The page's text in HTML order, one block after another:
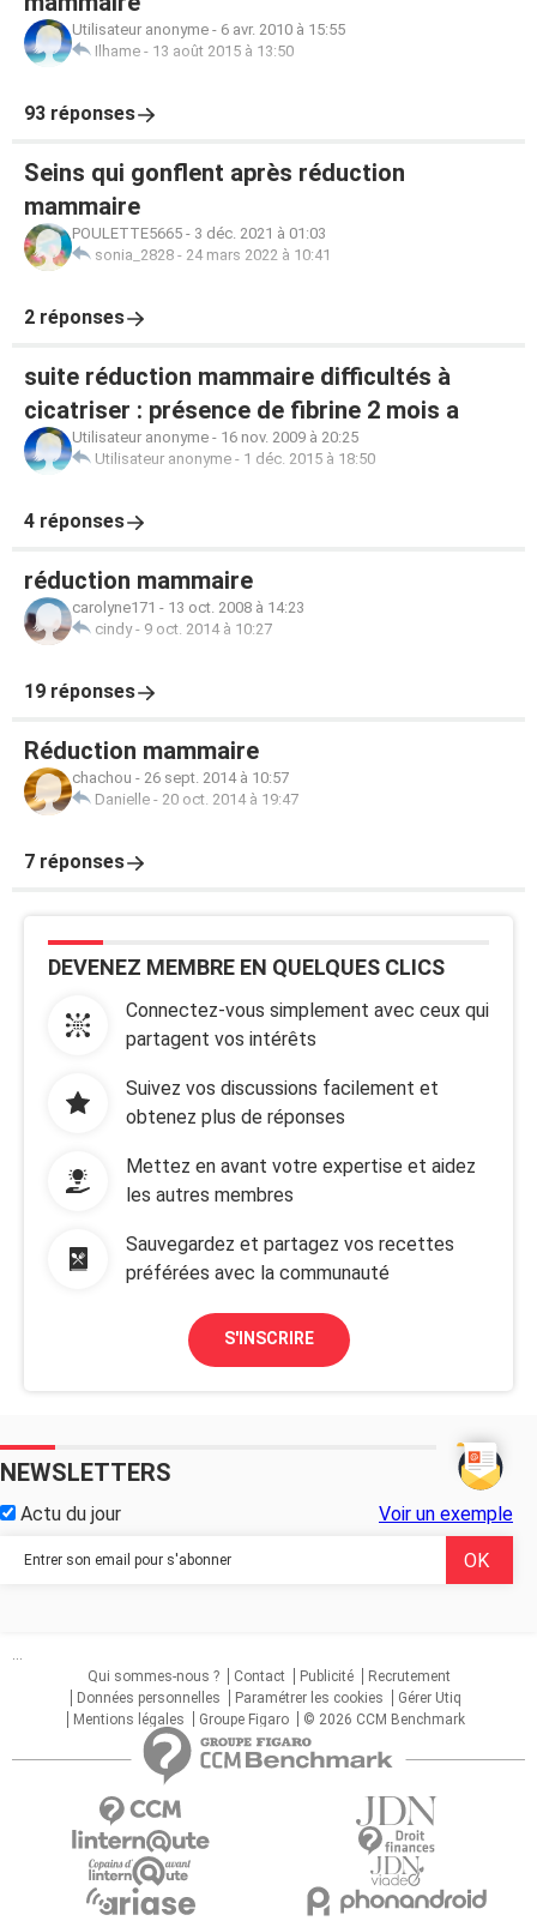
Utilisateur anonyme - 6 avr. 2010 à 15:55
Ilhame - 13 août 2015 à 13:50
93 réponses
Seins qui gonflent après réduction
mammaire
POULETTE5665 - 3 déc. 2021 à 01:03
sonia_2828 - 24 mars 2022 à 10:41
2 réponses
suite réduction mammaire difficultés à
cicatriser : présence de fibrine 2 mois a
Utilisateur anonyme - 16 nov. 2009 à 20:25
Utilisateur anonyme - 1 déc. 2015 à 18:50
4 réponses
réduction mammaire
carolyne171 - 13 oct. 2008 à 14:23
cindy- 9 oct. 2014 à 10:27
19 réponses
Réduction mammaire
chachou - 26 sept. 2014 à 10:57
Danielle - 20 oct. 2014 à 19:47
7 réponses
DEVENEZ MEMBRE EN QUELQUES CLICS
Connectez-vous simplement avec ceux qui
partagent vos intérêts
Suivez vos discussions facilement et
obtenez plus de réponses
Mettez en avant votre expertise et aidez
les autres membres
Sauvegardez et partagez vos recettes
préférées avec la communauté
S'INSCRIRE
NEWSLETTERS
Actu du jour Voir un exemple
...
Qui sommes-nous ?
Contact Publicité
Recrutement
Données personnelles
Paramétrer les cookies
Gérer Utiq
Mentions légales
Groupe Figaro © 2026 CCM Benchmark